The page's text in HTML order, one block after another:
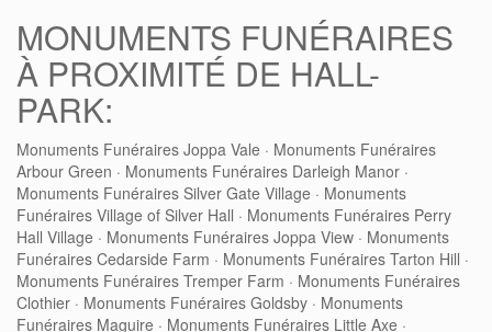
MONUMENTS FUNÉRAIRES
À PROXIMITÉ DE HALL-
PARK:
Monuments Funéraires Joppa Vale · Monuments Funéraires
Arbour Green · Monuments Funéraires Darleigh Manor ·
Monuments Funéraires Silver Gate Village · Monuments
Funéraires Village of Silver Hall · Monuments Funéraires Perry
Hall Village · Monuments Funéraires Joppa View · Monuments
Funéraires Cedarside Farm · Monuments Funéraires Tarton Hill ·
Monuments Funéraires Tremper Farm · Monuments Funéraires
Clothier · Monuments Funéraires Goldsby · Monuments
Funéraires Maguire · Monuments Funéraires Little Axe ·